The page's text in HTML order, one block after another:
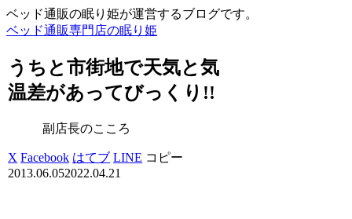
ベッド通販の眠り姫が運営するブログです。
ベッド通販専門店の眠り姫
うちと市街地で天気と気
温差があってびっくり!!
副店長のこころ
X Facebook はてブ LINE コピー
2013.06.052022.04.21